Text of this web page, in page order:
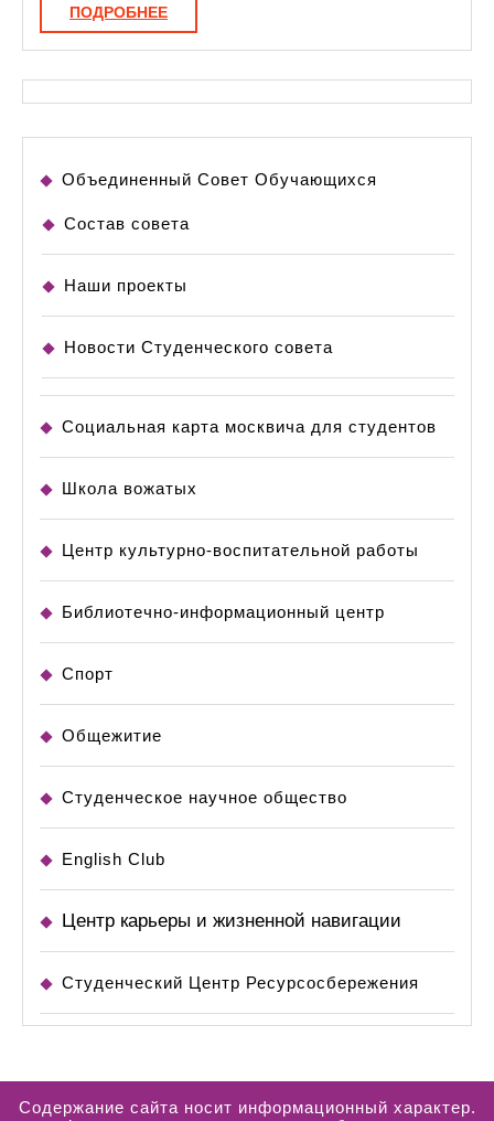
ПОДРОБНЕЕПОДРОБНЕЕ
Объединенный Совет Обучающихся
Состав совета
Наши проекты
Новости Студенческого совета
Социальная карта москвича для студентов
Школа вожатых
Центр культурно-воспитательной работы
Библиотечно-информационный центр
Спорт
Общежитие
Студенческое научное общество
English Club
Центр карьеры и жизненной навигации
Студенческий Центр Ресурсосбережения
Содержание сайта носит информационный характер.